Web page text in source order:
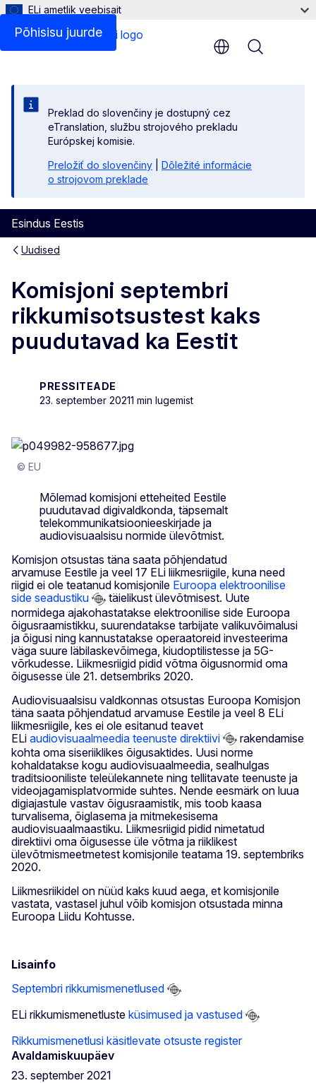
Põhisisu juurde
ELi ametlik veebisait
Preklad do slovenčiny je dostupný cez
eTranslation, službu strojového prekladu
Európskej komisie.
Preložiť do slovenčiny
Dôležité informácie
o strojovom preklade
Esindus Eestis
Menu
Uudised
Komisjoni septembri
rikkumisotsustest kaks
puudutavad ka Eestit
PRESSITEADE
23. september 20211 min lugemist
© EU
Mõlemad komisjoni etteheited Eestile
puudutavad digivaldkonda, täpsemalt
telekommunikatsioonieeskirjade ja
audiovisuaalsisu normide ülevõtmist.
Komisjon otsustas täna saata põhjendatud
arvamuse Eestile ja veel 17 ELi liikmesriigile, kuna need
riigid ei ole teatanud komisjonile Euroopa elektroonilise
side seadustiku
täielikust ülevõtmisest. Uute
normidega ajakohastatakse elektroonilise side Euroopa
õigusraamistikku, suurendatakse tarbijate valikuvõimalusi
ja õigusi ning kannustatakse operaatoreid investeerima
väga suure läbilaskevõimega, kiudoptilistesse ja 5G-
võrkudesse. Liikmesriigid pidid võtma õigusnormid oma
õigusesse üle 21. detsembriks 2020.
Audiovisuaalsisu valdkonnas otsustas Euroopa Komisjon
täna saata põhjendatud arvamuse Eestile ja veel 8 ELi
liikmesriigile, kes ei ole esitanud teavet
ELi audiovisuaalmeedia teenuste direktiivi
rakendamise
kohta oma siseriiklikes õigusaktides. Uusi norme
kohaldatakse kogu audiovisuaalmeedia, sealhulgas
traditsiooniliste teleülekannete ning tellitavate teenuste ja
videojagamisplatvormide suhtes. Nende eesmärk on luua
digiajastule vastav õigusraamistik, mis toob kaasa
turvalisema, õiglasema ja mitmekesisema
audiovisuaalmaastiku. Liikmesriigid pidid nimetatud
direktiivi oma õigusesse üle võtma ja riiklikest
ülevõtmismeetmetest komisjonile teatama 19. septembriks
2020.
Liikmesriikidel on nüüd kaks kuud aega, et komisjonile
vastata, vastasel juhul võib komisjon otsustada minna
Euroopa Liidu Kohtusse.
Lisainfo
Septembri rikkumismenetlused
ELi rikkumismenetluste küsimused ja vastused
Rikkumismenetlusi käsitlevate otsuste register
Avaldamiskuupäev
23. september 2021